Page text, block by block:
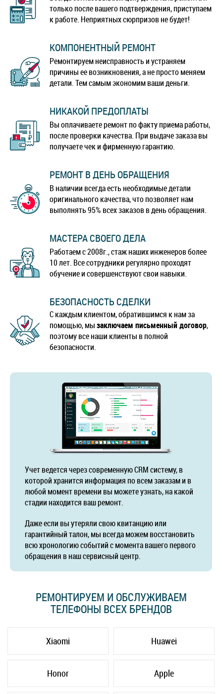
только после вашего подтверждения, приступаем
к работе. Неприятных сюрпризов не будет!
КОМПОНЕНТНЫЙ РЕМОНТ
Ремонтируем неисправность и устраняем
причины ее возникновения, а не просто меняем
детали. Тем самым экономим ваши деньги.
НИКАКОЙ ПРЕДОПЛАТЫ
Вы оплачиваете ремонт по факту приема работы,
после проверки качества. При выдаче заказа вы
получаете чек и фирменную гарантию.
РЕМОНТ В ДЕНЬ ОБРАЩЕНИЯ
В наличии всегда есть необходимые детали
оригинального качества, что позволяет нам
выполнять 95% всех заказов в день обращения.
МАСТЕРА СВОЕГО ДЕЛА
Работаем с 2008г., стаж наших инженеров более
10 лет. Все сотрудники регулярно проходят
обучение и совершенствуют свои навыки.
БЕЗОПАСНОСТЬ СДЕЛКИ
С каждым клиентом, обратившимся к нам за
помощью, мызаключаем письменный договор,
поэтому все наши клиенты в полной
безопасности.
Учет ведется через современную CRM систему, в
которой хранится информация по всем заказам и в
любой момент времени вы можете узнать, на какой
стадии находится ваш ремонт.
Даже если вы утеряли свою квитанцию или
гарантийный талон, мы всегда можем восстановить
всю хронологию событий с момента вашего первого
обращения в наш сервисный центр.
РЕМОНТИРУЕМ И ОБСЛУЖИВАЕМ
ТЕЛЕФОНЫ ВСЕХ БРЕНДОВ
Xiaomi Huawei
Honor Apple